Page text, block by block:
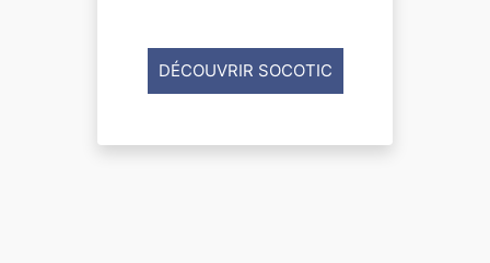
DÉCOUVRIR SOCOTIC